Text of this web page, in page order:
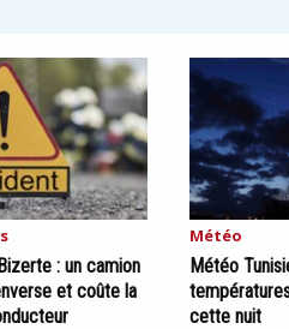
: un camion
et coûte la
Météo
Météo
cette nuit